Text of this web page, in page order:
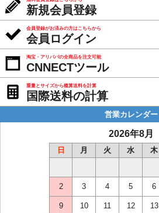
新規会員登録
会員登録がお済みの方はこちらから
会員ログイン
淘宝・アリババの全商品を注文可能
CNNECTツール
重量とサイズから概算送料を計算
国際送料の計算
営業カレンダー
2026年8月
日 月 火 水 木
2 3 4 5 6
9 10 11 12 13